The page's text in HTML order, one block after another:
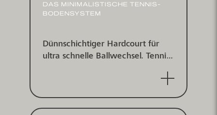
DAS MINI­MALIS­TISCHE TENNIS­
BODEN­SYSTEM
Dünn­schichtiger Hard­court für
ultra schnelle Ball­wechsel. Tennis­